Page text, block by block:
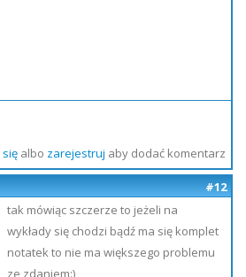
albo zarejestruj aby dodać komentarz
#12
tak mówiąc szczerze to jeżeli na
wykłady się chodzi bądź ma się komplet
notatek to nie ma większego problemu
ze zdaniem:)